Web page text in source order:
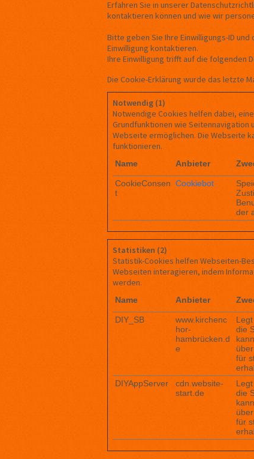
Erfahren Sie in unserer
kontaktieren können und wie wir
Bitte geben Sie Ihre Einwilligungs-ID
Einwilligung kontaktieren.
Ihre Einwilligung trifft auf die folgenden
Die Cookie-Erklärung wurde das letzte
Notwendig (1)
Notwendige Cookies helfen dabei,
Grundfunktionen wie
Webseite ermöglichen. Die Webseite
funktionieren.
Name Anbieter
CookieConsen
t
Cookiebot
der
Statistiken (2)
Statistik-Cookies helfen Webseiten-
Webseiten interagieren, indem
werden.
Name Anbieter
DIY_SB
www.kirchenc
hor-
hambrücken.d
e
die
für
DIYAppServer
cdn.website-
start.de
die
für